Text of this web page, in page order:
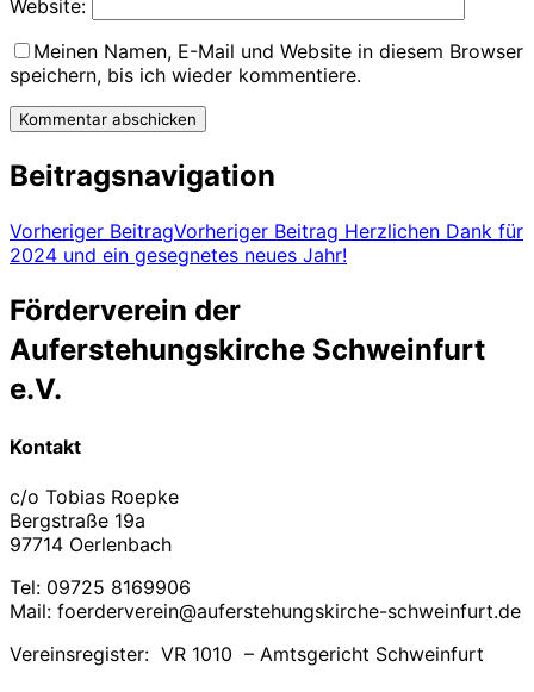
Website:
Meinen Namen, E-Mail und Website in diesem Browser
speichern, bis ich wieder kommentiere.
Beitragsnavigation
Vorheriger BeitragVorheriger Beitrag Herzlichen Dank für
2024 und ein gesegnetes neues Jahr!
Förderverein der
Auferstehungskirche Schweinfurt
e.V.
Kontakt
c/o Tobias Roepke
Bergstraße 19a
97714 Oerlenbach
Tel: 09725 8169906
Mail: foerderverein@auferstehungskirche-schweinfurt.de
Vereinsregister: VR 1010 – Amtsgericht Schweinfurt